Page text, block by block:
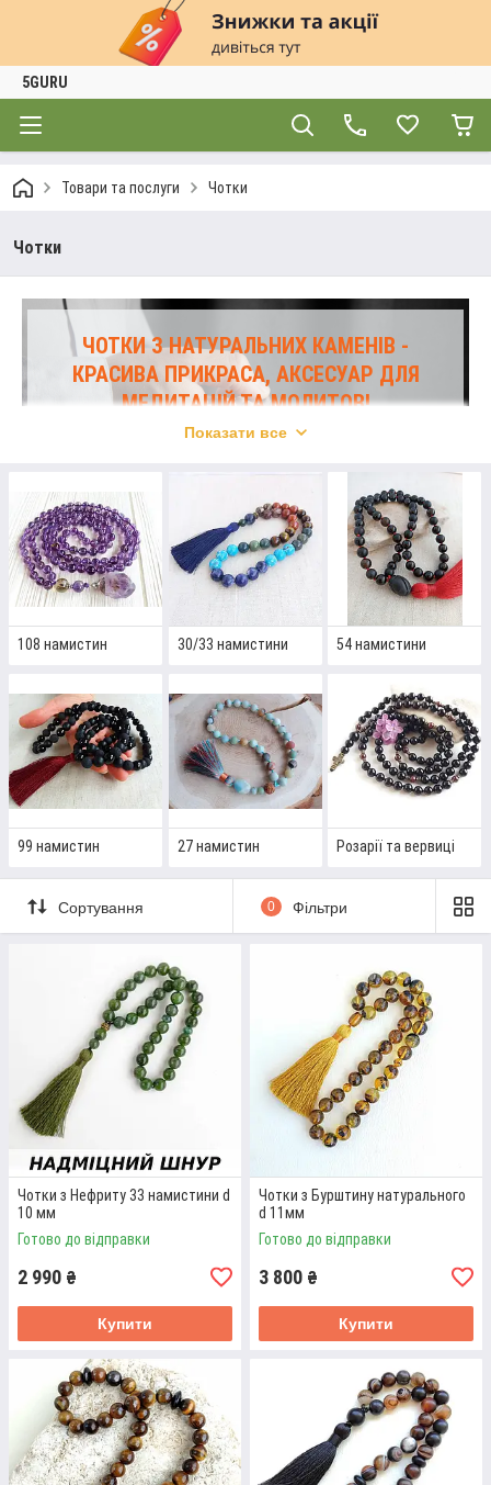
5GURU
Товари та послуги Чотки
Чотки
ЧОТКИ З НАТУРАЛЬНИХ КАМЕНІВ -
КРАСИВА ПРИКРАСА, АКСЕСУАР ДЛЯ
МЕДИТАЦІЙ ТА МОЛИТОВ!
Пропонуємо великий вибір чоток від «5 guru» –
, враховуючи
енергетичний вплив каміння!
Перейти до вибору
ЗАТРЕБУВАНІ МОДЕЛІ
ЧОТКИ 33 НАМИСТИНИ D - 10 ММ
Натуральне каміння у чотках - чорний Агат, чорний Онікс,
камінь Лава. Красива шовковиста китиця. Високоміцний
шнур Dyneema.
Детальніше
ЧОТКИ 33 НАМИСТИНИ ЧОРНИЙ АГАТ
Діаметр намистин 12 мм. Шовковиста чорна китиця. Виріб
Показати все
108 намистин 30/33 намистини 54 намистини
99 намистин 27 намистин Розарії та вервиці
Сортування 0 Фільтри
Чотки з Нефриту 33 намистини d
10 мм
Готово до відправки
2 990 ₴
Купити
Чотки з Бурштину натурального
d 11мм
Готово до відправки
3 800 ₴
Купити